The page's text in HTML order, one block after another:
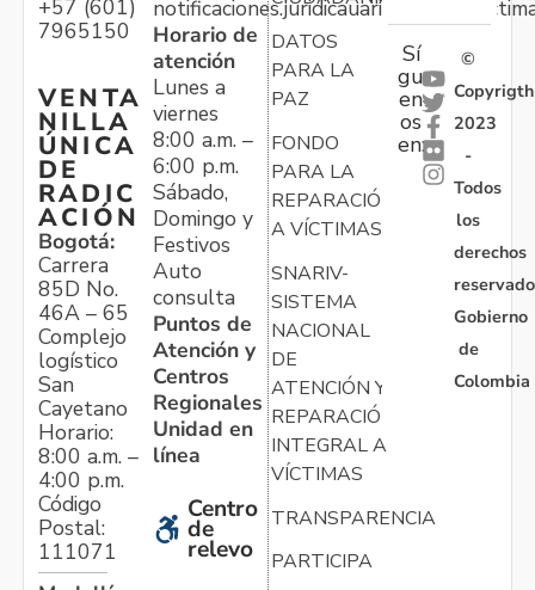
+57 (601)
7965150
VENTA
NILLA
ÚNICA
DE
RADIC
ACIÓN
Bogotá:
Carrera
85D No.
46A – 65
Complejo
logístico
San
Cayetano
Horario:
8:00 a.m. –
4:00 p.m.
Código
Postal:
111071
Horario de
atención
Lunes a
viernes
8:00 a.m. –
6:00 p.m.
Sábado,
Domingo y
Festivos
Auto
consulta
Puntos de
Atención y
Centros
Regionales
Unidad en
línea
Centro
de
relevo
DATOS
PARA LA
PAZ
FONDO
PARA LA
REPARACIÓN
A VÍCTIMAS
SNARIV-
SISTEMA
NACIONAL
DE
ATENCIÓN Y
REPARACIÓN
INTEGRAL A
VÍCTIMAS
TRANSPARENCIA
PARTICIPA
Sí
gu
en
os
en:
©
Copyrigth
2023
-
Todos
los
derechos
Gobierno
de
Colombia